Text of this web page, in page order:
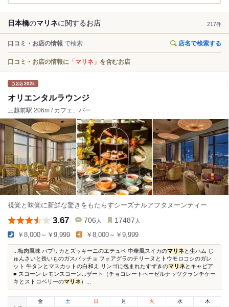
日本橋のマリネに関するお店 217件
口コミ・お店の情報 で検索 店名で検索する
口コミ・お店の情報に 「マリネ」 を含むお店
オリエンタルラウンジ
三越前駅 206m / カフェ、バー
視覚と味覚に新鮮な驚きをもたらすシーズナルアフタヌーンティー
3.67 706 人 17487 人
￥8,000～￥9,999 ￥8,000～￥9,999
...梅肉風味 パプリカとズッキーニのエテュベ 中華風スイカのマリネと生ハム じ
ゅんさいと長いものガスパッチョ フォアグラのテリーヌとトウモロコシのガレ
ット 牛タンとマスカットの白和え リンゴに包まれたすずきのマリネとキャビア
■ スコーン レモンスコーン...ザート（チョコレートヘーゼルナッツクランチケー
キとストロベリーのマリネ）...
金
土 日 月 火 水 木